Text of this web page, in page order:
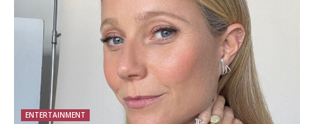
ENTERTAINMENT